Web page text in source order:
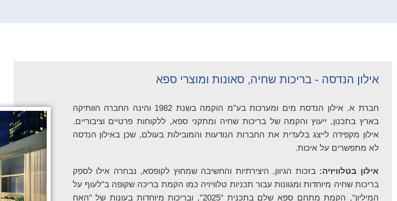
אילון הנדסה - בריכות שחיה, סאונות ומוצרי ספא
חברת א. אילון הנדסת מים ומערכות בע”מ הוקמה בשנת 1982 והינה החברה הוותיקה
בארץ בתכנון, ייעוץ והקמה של בריכות שחיה ומתקני ספא, ללקוחות פרטיים וציבוריים.
אילון מקפידה לייצג בלעדית את החברות הנודעות והמובילות בעולם, שכן באילון הנדסה
לא מתפשרים על איכות.
אילון בטלוויזיה: בזכות הגיוון, היצירתיות והחשיבה שמחוץ לקופסא, נבחרה אילו לספק
בריכות שחיה מיוחדות ומגוונות עבור תכניות טלוויזיה כמו הקמת בריכה שקופה ב"לעוף על
המיליון", הקמת מתחם ספא שלם בתכנית "2025", ובריכות מיוחדות בעונות של "האח